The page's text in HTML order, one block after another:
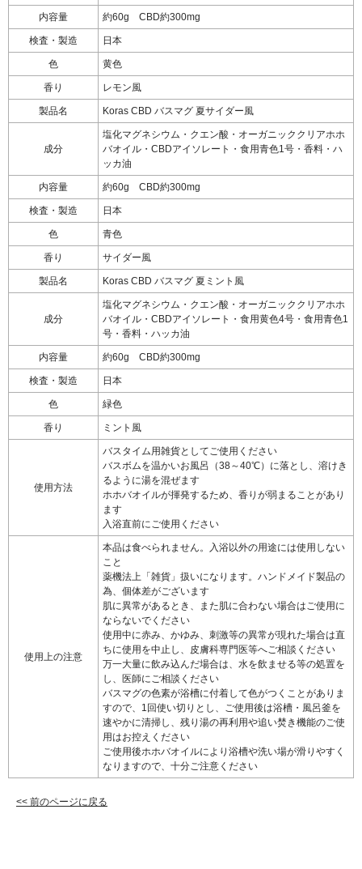
内容量 約60g CBD約300mg
検査・製造 日本
色 黄色
香り レモン風
製品名 Koras CBD バスマグ 夏サイダー風
成分
塩化マグネシウム・クエン酸・オーガニッククリアホホ
バオイル・CBDアイソレート・食用青色1号・香料・ハ
ッカ油
内容量 約60g CBD約300mg
検査・製造 日本
色 青色
香り サイダー風
製品名 Koras CBD バスマグ 夏ミント風
成分
塩化マグネシウム・クエン酸・オーガニッククリアホホ
バオイル・CBDアイソレート・食用黄色4号・食用青色1
号・香料・ハッカ油
内容量 約60g CBD約300mg
検査・製造 日本
色 緑色
香り ミント風
使用方法
バスタイム用雑貨としてご使用ください
バスボムを温かいお風呂（38～40℃）に落とし、溶けき
るように湯を混ぜます
ホホバオイルが揮発するため、香りが弱まることがあり
ます
入浴直前にご使用ください
使用上の注意
本品は食べられません。入浴以外の用途には使用しない
こと
薬機法上「雑貨」扱いになります。ハンドメイド製品の
為、個体差がございます
肌に異常があるとき、また肌に合わない場合はご使用に
ならないでください
使用中に赤み、かゆみ、刺激等の異常が現れた場合は直
ちに使用を中止し、皮膚科専門医等へご相談ください
万一大量に飲み込んだ場合は、水を飲ませる等の処置を
し、医師にご相談ください
バスマグの色素が浴槽に付着して色がつくことがありま
すので、1回使い切りとし、ご使用後は浴槽・風呂釜を
速やかに清掃し、残り湯の再利用や追い焚き機能のご使
用はお控えください
ご使用後ホホバオイルにより浴槽や洗い場が滑りやすく
なりますので、十分ご注意ください
<< 前のページに戻る